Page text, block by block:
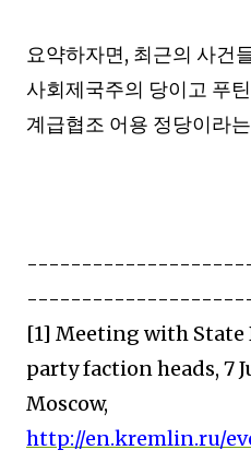
요약하자면, 최근의 사건
사회제국주의 당이고 푸
계급협조 어용 정당이라
[1] Meeting with State
party faction heads, 7
Moscow,
http://en.kremlin.ru/